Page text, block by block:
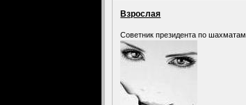
Взрослая
Советник президента по шахматам